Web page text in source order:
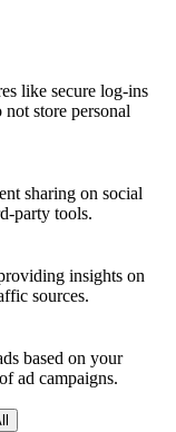
like secure log-ins
not store personal
sharing on social
party tools.
insights on
sources.
based on your
ad campaigns.